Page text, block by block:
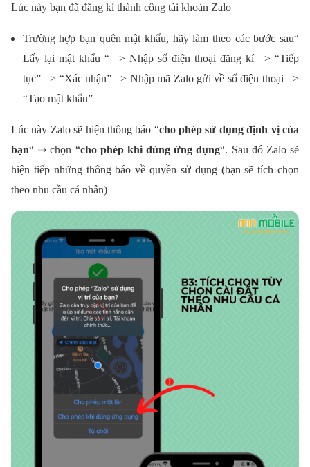
Lúc này bạn đã đăng kí thành công tài khoản Zalo
Trường hợp bạn quên mật khẩu, hãy làm theo các bước sau“
Lấy lại mật khẩu “ => Nhập số điện thoại đăng kí => “Tiếp
tục” => “Xác nhận” => Nhập mã Zalo gửi về số điện thoại =>
“Tạo mật khẩu”
Lúc này Zalo sẽ hiện thông báo “cho phép sử dụng định vị của
bạn“ ⇒ chọn “cho phép khi dùng ứng dụng“. Sau đó Zalo sẽ
hiện tiếp những thông báo về quyền sử dụng (bạn sẽ tích chọn
theo nhu cầu cá nhân)